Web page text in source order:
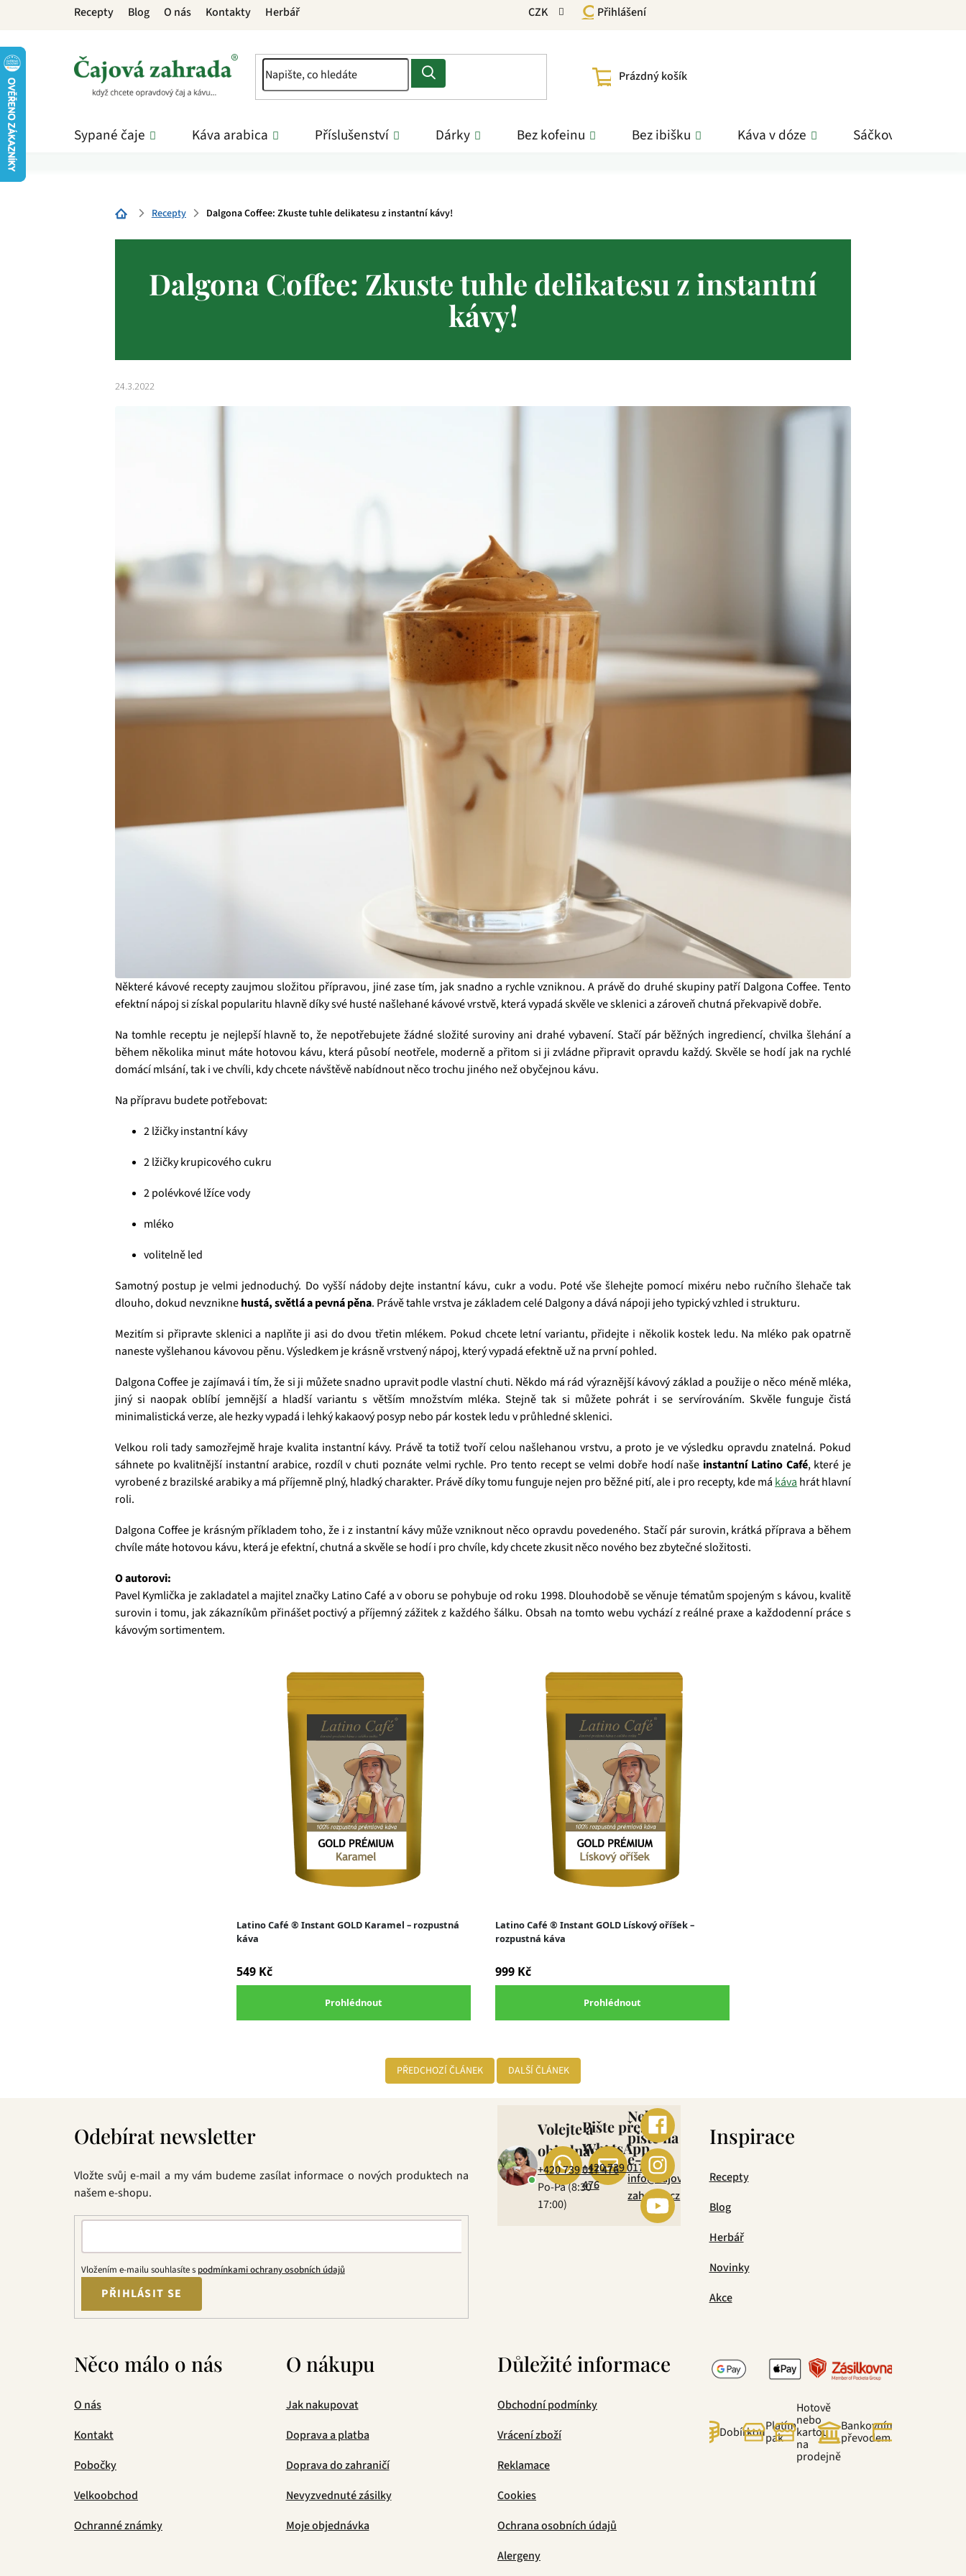
Recepty Blog O nás Kontakty Herbář CZK Přihlášení
NÁKUPNÍ
Prázdný košík
Sypané čaje Káva arabica Příslušenství Dárky Bez kofeinu Bez ibišku Káva v dóze Sáčkové čaje
DomůRecepty Dalgona Coffee: Zkuste tuhle delikatesu z instantní kávy!
Dalgona Coffee: Zkuste tuhle delikatesu z instantní
kávy!
24.3.2022
Některé kávové recepty zaujmou složitou přípravou, jiné zase tím, jak snadno a rychle vzniknou. A právě do druhé skupiny patří Dalgona Coffee. Tento
efektní nápoj si získal popularitu hlavně díky své husté našlehané kávové vrstvě, která vypadá skvěle ve sklenici a zároveň chutná překvapivě dobře.
Na tomhle receptu je nejlepší hlavně to, že nepotřebujete žádné složité suroviny ani drahé vybavení. Stačí pár běžných ingrediencí, chvilka šlehání a
během několika minut máte hotovou kávu, která působí neotřele, moderně a přitom si ji zvládne připravit opravdu každý. Skvěle se hodí jak na rychlé
domácí mlsání, tak i ve chvíli, kdy chcete návštěvě nabídnout něco trochu jiného než obyčejnou kávu.
Na přípravu budete potřebovat:
2 lžičky instantní kávy
2 lžičky krupicového cukru
2 polévkové lžíce vody
mléko
volitelně led
Samotný postup je velmi jednoduchý. Do vyšší nádoby dejte instantní kávu, cukr a vodu. Poté vše šlehejte pomocí mixéru nebo ručního šlehače tak
dlouho, dokud nevzniknehustá, světlá a pevná pěna. Právě tahle vrstva je základem celé Dalgony a dává nápoji jeho typický vzhled i strukturu.
Mezitím si připravte sklenici a naplňte ji asi do dvou třetin mlékem. Pokud chcete letní variantu, přidejte i několik kostek ledu. Na mléko pak opatrně
naneste vyšlehanou kávovou pěnu. Výsledkem je krásně vrstvený nápoj, který vypadá efektně už na první pohled.
Dalgona Coffee je zajímavá i tím, že si ji můžete snadno upravit podle vlastní chuti. Někdo má rád výraznější kávový základ a použije o něco méně mléka,
jiný si naopak oblíbí jemnější a hladší variantu s větším množstvím mléka. Stejně tak si můžete pohrát i se servírováním. Skvěle funguje čistá
minimalistická verze, ale hezky vypadá i lehký kakaový posyp nebo pár kostek ledu v průhledné sklenici.
Velkou roli tady samozřejmě hraje kvalita instantní kávy. Právě ta totiž tvoří celou našlehanou vrstvu, a proto je ve výsledku opravdu znatelná. Pokud
sáhnete po kvalitnější instantní arabice, rozdíl v chuti poznáte velmi rychle. Pro tento recept se velmi dobře hodí naše instantní Latino Café, které je
vyrobené z brazilské arabiky a má příjemně plný, hladký charakter. Právě díky tomu funguje nejen pro běžné pití, ale i pro recepty, kde má káva hrát hlavní
roli.
Dalgona Coffee je krásným příkladem toho, že i z instantní kávy může vzniknout něco opravdu povedeného. Stačí pár surovin, krátká příprava a během
chvíle máte hotovou kávu, která je efektní, chutná a skvěle se hodí i pro chvíle, kdy chcete zkusit něco nového bez zbytečné složitosti.
O autorovi:
Pavel Kymlička je zakladatel a majitel značky Latino Café a v oboru se pohybuje od roku 1998. Dlouhodobě se věnuje tématům spojeným s kávou, kvalitě
surovin i tomu, jak zákazníkům přinášet poctivý a příjemný zážitek z každého šálku. Obsah na tomto webu vychází z reálné praxe a každodenní práce s
kávovým sortimentem.
PŘEDCHOZÍ ČLÁNEK DALŠÍ ČLÁNEK
Odebírat newsletter
Vložte svůj e-mail a my vám budeme zasílat informace o nových produktech na
našem e-shopu.
Vložením e-mailu souhlasíte s podmínkami ochrany osobních údajů
PŘIHLÁSIT SE
Volejte a
objednávejte
+420 739 017 476
Po-Pá (8:30 –
17:00)
Pište přes
WhatsApp
+420 739 017
476
Nebo
pište na
e-mail
info@cajova-
zahrada.cz
Inspirace
Recepty
Blog
Herbář
Novinky
Akce
Něco málo o nás
O nás
Kontakt
Pobočky
Velkoobchod
Ochranné známky
O nákupu
Jak nakupovat
Doprava a platba
Doprava do zahraničí
Nevyzvednuté zásilky
Moje objednávka
Důležité informace
Obchodní podmínky
Vrácení zboží
Reklamace
Cookies
Ochrana osobních údajů
Alergeny
DobírkouPlatím
pak
Hotově
nebo
kartou
na
prodejně
Bankovním
převodem